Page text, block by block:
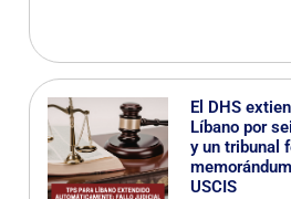
El DHS
Líbano por
y un tribunal
USCIS